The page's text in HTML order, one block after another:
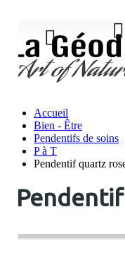
Accueil
Bien - Être
Pendentifs de soins
P à T
Pendentif quartz